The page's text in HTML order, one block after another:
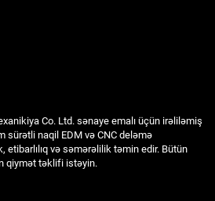
Co. Ltd. sənaye emalı üçün irəliləmiş
sürətli naqil EDM və CNC deləmə
etibarlılıq və səmərəlilik təmin edir. Bütün
qiymət təklifi istəyin.